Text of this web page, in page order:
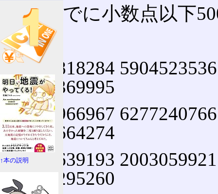
参考までに小数点以下
2.
7182818284
4709369995
9574966967
5251664274
2746639193
0334295260
↑本の説明